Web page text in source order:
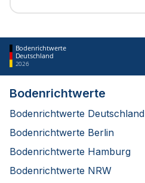
Bodenrichtwerte
Deutschland
2026
Bodenrichtwerte
Bodenrichtwerte Deutschland
Bodenrichtwerte Berlin
Bodenrichtwerte Hamburg
Bodenrichtwerte NRW